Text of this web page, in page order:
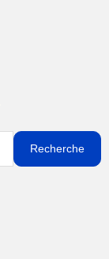
Recherche